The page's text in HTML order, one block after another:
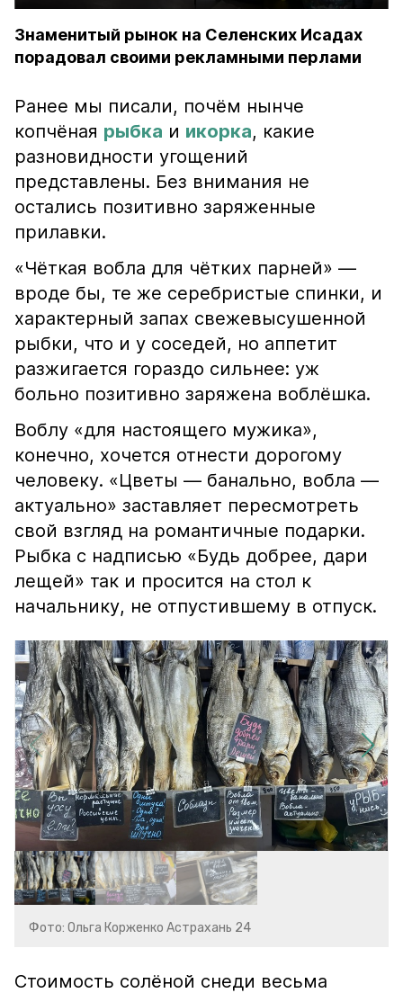
Знаменитый рынок на Селенских Исадах
порадовал своими рекламными перлами
Ранее мы писали, почём нынче
копчёная рыбка и икорка, какие
разновидности угощений
представлены. Без внимания не
остались позитивно заряженные
прилавки.
«Чёткая вобла для чётких парней» —
вроде бы, те же серебристые спинки, и
характерный запах свежевысушенной
рыбки, что и у соседей, но аппетит
разжигается гораздо сильнее: уж
больно позитивно заряжена воблёшка.
Воблу «для настоящего мужика»,
конечно, хочется отнести дорогому
человеку. «Цветы — банально, вобла —
актуально» заставляет пересмотреть
свой взгляд на романтичные подарки.
Рыбка с надписью «Будь добрее, дари
лещей» так и просится на стол к
начальнику, не отпустившему в отпуск.
Фото: Ольга Корженко Астрахань 24
Стоимость солёной снеди весьма